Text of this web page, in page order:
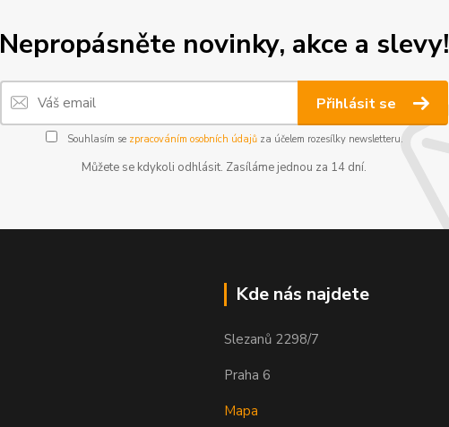
Nepropásněte novinky, akce a slevy!
Přihlásit se
Souhlasím se zpracováním osobních údajůza účelem rozesílky newsletteru.
Můžete se kdykoli odhlásit. Zasíláme jednou za 14 dní.
Kde nás najdete
Slezanů 2298/7
Praha 6
Mapa